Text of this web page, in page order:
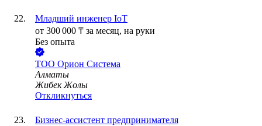
Младший инженер IoT
от 300 000 ₸ за месяц, на руки
Без опыта
ТОО Орион Система
Алматы
Жибек Жолы
Откликнуться
Бизнес-ассистент предпринимателя